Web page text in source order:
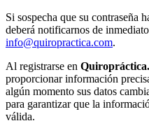
Si sospecha que su contraseña
deberá notificarnos de
info@quiropractica.com.
Al registrarse en
proporcionar información
algún momento sus datos
para garantizar que la
válida.